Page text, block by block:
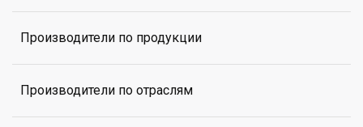
Производители по продукции
Производители по отраслям